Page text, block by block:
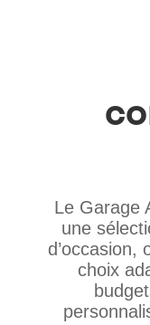
Le Garage
une
d’occasion,
choix